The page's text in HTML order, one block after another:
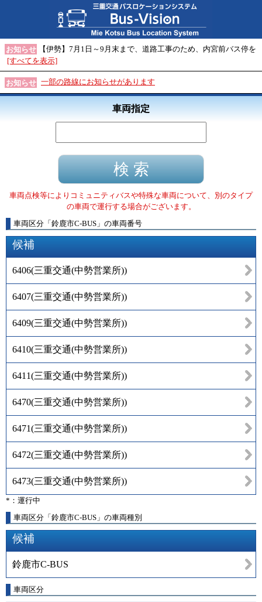
お知らせ
【伊勢】7月1日～9月末まで、道路工事のため、内宮前バス停を
[すべてを表示]
お知らせ 一部の路線にお知らせがあります
車両指定
車両点検等によりコミュニティバスや特殊な車両について、別のタイプ
の車両で運行する場合がございます。
車両区分 「 鈴鹿市C-BUS 」 の車両番号
候補
6406(三重交通(中勢営業所))
6407(三重交通(中勢営業所))
6409(三重交通(中勢営業所))
6410(三重交通(中勢営業所))
6411(三重交通(中勢営業所))
6470(三重交通(中勢営業所))
6471(三重交通(中勢営業所))
6472(三重交通(中勢営業所))
6473(三重交通(中勢営業所))
*：運行中
車両区分「鈴鹿市C-BUS」の車両種別
候補
鈴鹿市C-BUS
車両区分